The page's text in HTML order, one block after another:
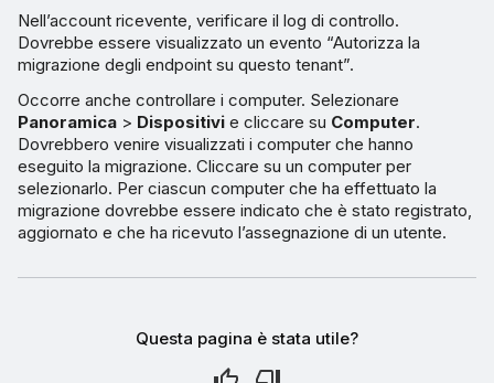
Nell’account ricevente, verificare il log di controllo.
Dovrebbe essere visualizzato un evento “Autorizza la
migrazione degli endpoint su questo tenant”.
Occorre anche controllare i computer. Selezionare
Panoramica > Dispositivi e cliccare su Computer.
Dovrebbero venire visualizzati i computer che hanno
eseguito la migrazione. Cliccare su un computer per
selezionarlo. Per ciascun computer che ha effettuato la
migrazione dovrebbe essere indicato che è stato registrato,
aggiornato e che ha ricevuto l’assegnazione di un utente.
Questa pagina è stata utile?